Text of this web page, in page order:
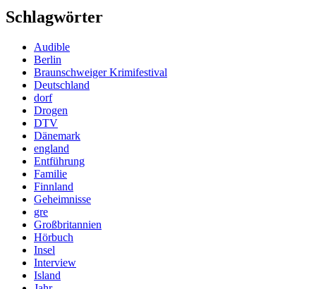
Schlagwörter
Audible
Berlin
Braunschweiger Krimifestival
Deutschland
dorf
Drogen
DTV
Dänemark
england
Entführung
Familie
Finnland
Geheimnisse
gre
Großbritannien
Hörbuch
Insel
Interview
Island